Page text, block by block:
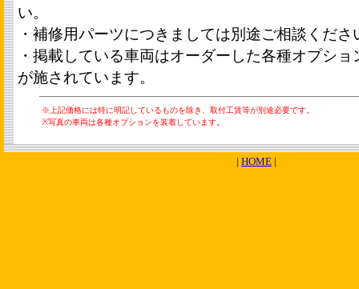
い。
・補修用パーツにつきましては別途ご相談くださ
・掲載している車両はオーダーした各種オプシ
が施されています。
※ 上記価格には特に明記しているものを除き、取付工賃等が別途必要です。
※写真の車両は各種オプションを装着しています。
| HOME |